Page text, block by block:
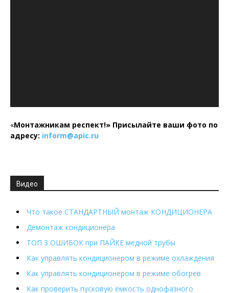
«Монтажникам респект!» Присылайте ваши фото по
адресу: inform@apic.ru
Видео
Что такое СТАНДАРТНЫЙ монтаж КОНДИЦИОНЕРА
Демонтаж кондиционера
ТОП 3 ОШИБОК при ПАЙКЕ медной трубы
Как управлять кондиционером в режиме охлаждения
Как управлять кондиционером в режиме обогрев
Как проверить пусковую ёмкость однофазного